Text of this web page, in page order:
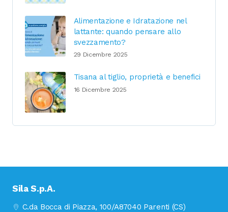
Alimentazione e Idratazione nel
lattante: quando pensare allo
svezzamento?
29 Dicembre 2025
Tisana al tiglio, proprietà e benefici
16 Dicembre 2025
Sila S.p.A.
C.da Bocca di Piazza, 100/A87040 Parenti (CS)